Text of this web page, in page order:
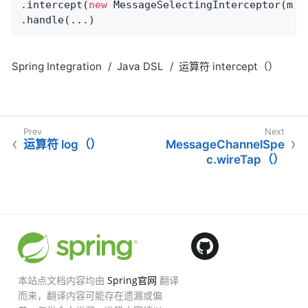
.intercept(new
.handle(...)
Spring Integration Java DSL 运算符 intercept（）
运算符 log（）
MessageChannelSpe
c.wireTap（）
本站点文档内容均由 Spring官网 翻译
而来，翻译内容可能存在遗漏或偏